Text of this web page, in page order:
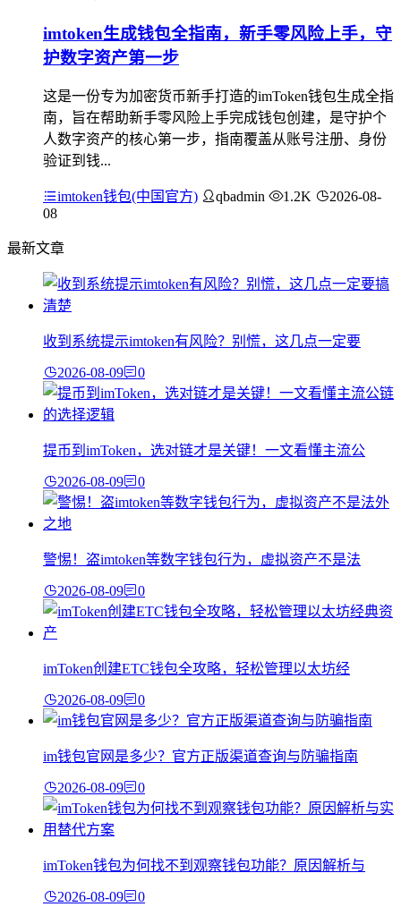
imtoken生成钱包全指南，新手零风险上手，守
护数字资产第一步
这是一份专为加密货币新手打造的imToken钱包生成全指
南，旨在帮助新手零风险上手完成钱包创建，是守护个
人数字资产的核心第一步，指南覆盖从账号注册、身份
验证到钱...
imtoken钱包(中国官方) qbadmin 1.2K
2026-08-
08
最新文章
收到系统提示imtoken有风险？别慌，这几点一定要
2026-08-09 0
提币到imToken，选对链才是关键！一文看懂主流公
2026-08-09 0
警惕！盗imtoken等数字钱包行为，虚拟资产不是法
2026-08-09 0
imToken创建ETC钱包全攻略，轻松管理以太坊经
2026-08-09 0
im钱包官网是多少？官方正版渠道查询与防骗指南
2026-08-09 0
imToken钱包为何找不到观察钱包功能？原因解析与
2026-08-09 0